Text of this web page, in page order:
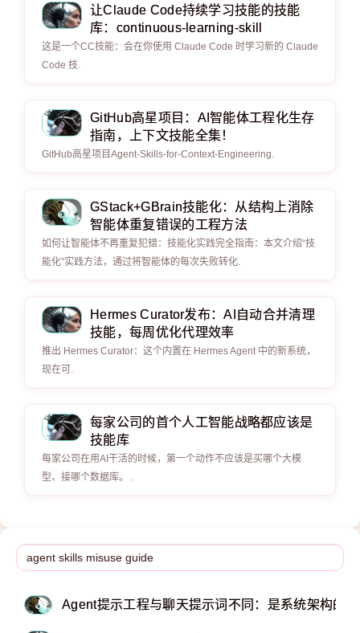
让Claude Code持续学习技能的技能
库：continuous-learning-skill
这是一个CC技能：会在你使用 Claude Code 时学习新的 Claude
Code 技.
GitHub高星项目：AI智能体工程化生存
指南，上下文技能全集！
GitHub高星项目Agent-Skills-for-Context-Engineering.
GStack+GBrain技能化：从结构上消除
智能体重复错误的工程方法
如何让智能体不再重复犯错：技能化实践完全指南：本文介绍“技
能化”实践方法，通过将智能体的每次失败转化.
Hermes Curator发布：AI自动合并清理
技能，每周优化代理效率
推出 Hermes Curator：这个内置在 Hermes Agent 中的新系统，
现在可.
每家公司的首个人工智能战略都应该是
技能库
每家公司在用AI干活的时候，第一个动作不应该是买哪个大模
型、接哪个数据库。 .
Agent提示工程与聊天提示词不同：是系统架构的